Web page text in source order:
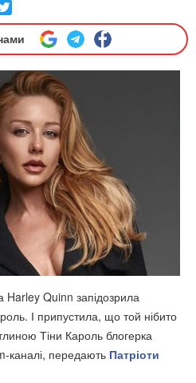
Harley Quinn запідозрила
І припустила, що той нібито
Тіни Кароль блогерка
каналі, передають Патріоти